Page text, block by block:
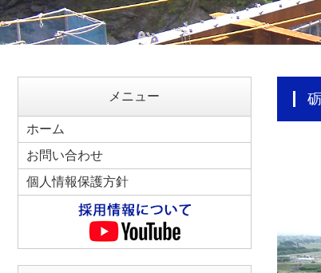
メニュー
ホーム
お問い合わせ
個人情報保護方針